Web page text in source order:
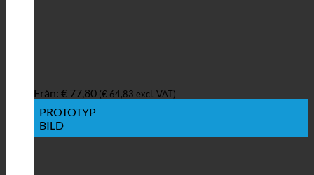
Från: € 77,80 (€ 64,83 excl. VAT)
PROTOTYP
BILD